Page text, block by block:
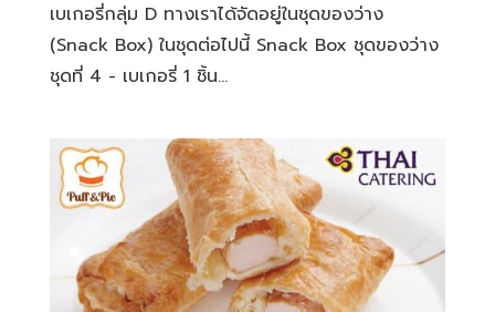
เบเกอรี่กลุ่ม D ทางเราได้จัดอยู่ในชุดของว่าง
(Snack Box) ในชุดต่อไปนี้ Snack Box ชุดของว่าง
ชุดที่ 4 - เบเกอรี่ 1 ชิ้น...